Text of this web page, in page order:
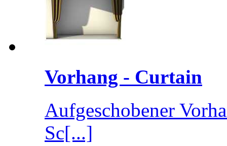
Vorhang - Curtain
Aufgeschobener
Sc[...]